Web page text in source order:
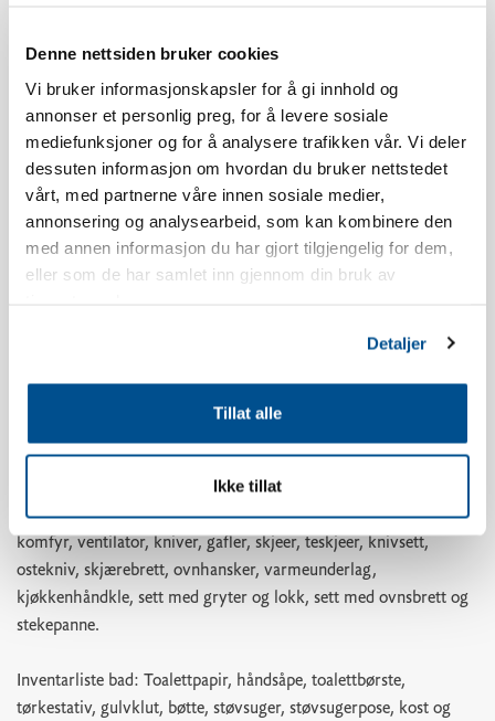
Denne nettsiden bruker cookies
Vi bruker informasjonskapsler for å gi innhold og
annonser et personlig preg, for å levere sosiale
mediefunksjoner og for å analysere trafikken vår. Vi deler
dessuten informasjon om hvordan du bruker nettstedet
vårt, med partnerne våre innen sosiale medier,
annonsering og analysearbeid, som kan kombinere den
med annen informasjon du har gjort tilgjengelig for dem,
eller som de har samlet inn gjennom din bruk av
Detaljer
Tillat alle
Ikke tillat
Leiligheten har sydvendt balkong, utsikt og beliggenhet vil
Det kan forekomme støy fra restauranten Olympique utover
kvelden i ferieperioder og helger.
Leiligheten er nyoppført.
Inventarliste kjøkken: Oppvasksåpe, oppvaskmaskintabletter,
kjøkkenpapirholder, ildfast glassform, kakeform, kjevle, saks,
egghakker, potetskreller, rivjern, hvitløkspresse, korketrekker,
springformsett, bakeboller, skålsett, små tallerkener, dype
tallerkener, asjetter, flate tallerkener, litermål, termokanne,
kaffefilter, vannkoker, kjøleskap, fryser, vask, oppvaskmaskin,
komfyr, ventilator, kniver, gafler, skjeer, teskjeer, knivsett,
ostekniv, skjærebrett, ovnhansker, varmeunderlag,
kjøkkenhåndkle, sett med gryter og lokk, sett med ovnsbrett og
stekepanne.
Inventarliste bad: Toalettpapir, håndsåpe, toalettbørste,
tørkestativ, gulvklut, bøtte, støvsuger, støvsugerpose, kost og